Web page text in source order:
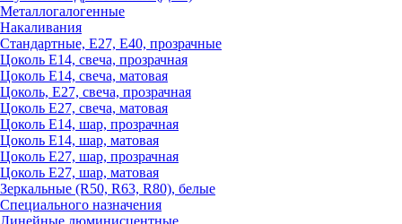
Металлогалогенные
Накаливания
Стандартные, Е27, Е40, прозрачные
Цоколь Е14, свеча, прозрачная
Цоколь Е14, свеча, матовая
Цоколь, Е27, свеча, прозрачная
Цоколь Е27, свеча, матовая
Цоколь Е14, шар, прозрачная
Цоколь Е14, шар, матовая
Цоколь Е27, шар, прозрачная
Цоколь Е27, шар, матовая
Зеркальные (R50, R63, R80), белые
Специального назначения
Линейные люминисцентные